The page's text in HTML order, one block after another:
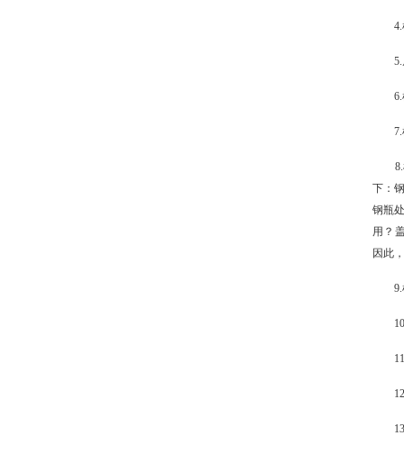
4.检
5.从
6.检
7.检
8.检
下：
钢瓶
用？
因此
9.检
10.
11.
12.
13.